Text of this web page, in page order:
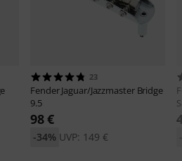
23
FenderJaguar/Jazzmaster Bridge
9.5
98 €
UVP: 149 €
-34%